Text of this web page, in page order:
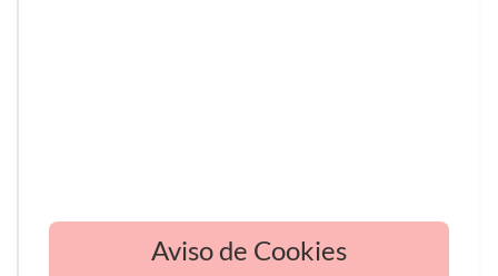
Aviso de Cookies